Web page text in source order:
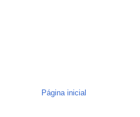
Página inicial